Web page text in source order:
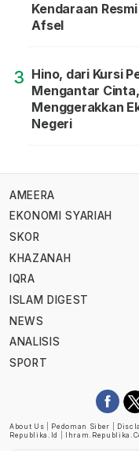
Kendaraan
Afsel
3 Hino, dari Kursi
Mengantar
Menggerakkan
Negeri
AMEERA
EKONOMI SYARIAH
SKOR
KHAZANAH
IQRA
ISLAM DIGEST
NEWS
ANALISIS
SPORT
About Us Pedoman Siber
Republika.id